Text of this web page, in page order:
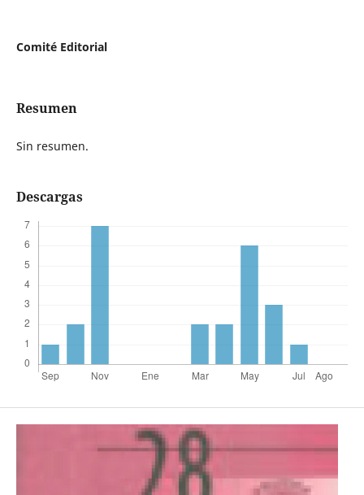
Comité Editorial
Resumen
Sin resumen.
Descargas